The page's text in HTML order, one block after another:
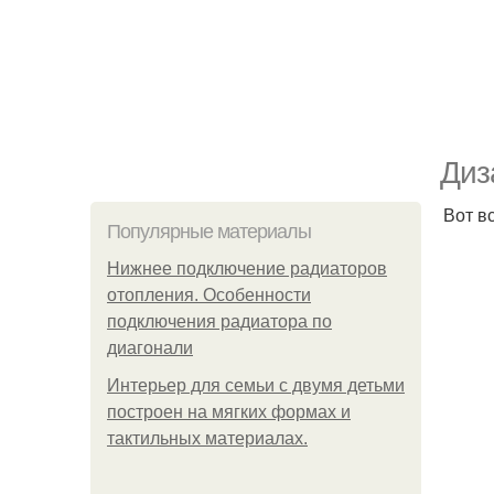
Популярные материалы
Нижнее подключение радиаторов
отопления. Особенности
подключения радиатора по
диагонали
Интерьер для семьи с двумя детьми
построен на мягких формах и
тактильных материалах.
Вот